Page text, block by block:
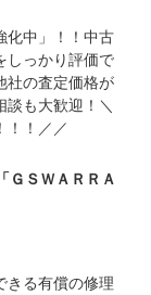
検整備付
ヶ月点検整備付
付
て車検（検査）を
資格整備士常駐、
化中」！！中古
しっかり評価で
社の査定価格が
も大歓迎！＼
！！／／
ＧＳＷＡＲＲＡ
きる有償の修理